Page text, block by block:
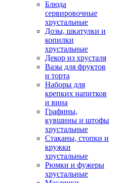
Блюда
сервировочные
хрустальные
Дозы, шкатулки и
копилки
хрустальные
Декор из хрусталя
Вазы для фруктов
и торта
Наборы для
крепких напитков
и вина
Графины,
кувшины и штофы
хрустальные
Стаканы, стопки и
кружки
хрустальные
Рюмки и фужеры
хрустальные